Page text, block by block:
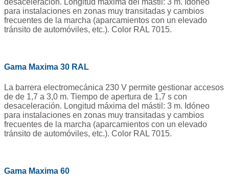
desaceleración. Longitud máxima del mástil: 3 m. Idóneo
para instalaciones en zonas muy transitadas y cambios
frecuentes de la marcha (aparcamientos con un elevado
tránsito de automóviles, etc.). Color RAL 7015.
Gama Maxima 30 RAL
La barrera electromecánica 230 V permite gestionar accesos
de de 1,7 a 3,0 m. Tiempo de apertura de 1,7 s con
desaceleración. Longitud máxima del mástil: 3 m. Idóneo
para instalaciones en zonas muy transitadas y cambios
frecuentes de la marcha (aparcamientos con un elevado
tránsito de automóviles, etc.). Color RAL 7015.
Gama Maxima 60